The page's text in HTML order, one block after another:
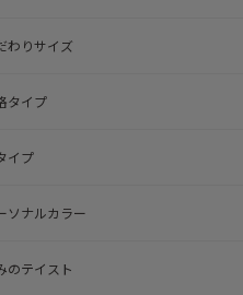
わりサイズ
タイプ
イプ
ソナルカラー
のテイスト